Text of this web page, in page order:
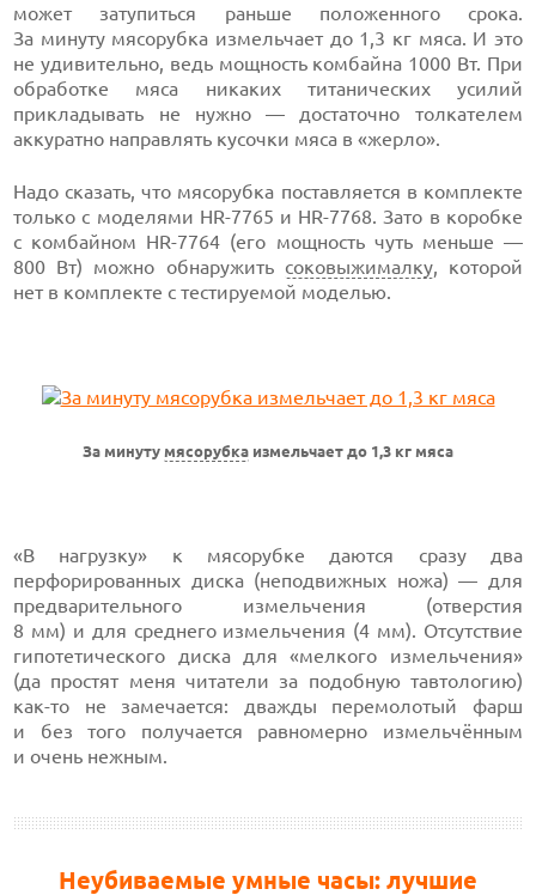
может затупиться раньше положенного срока.
За минуту мясорубка измельчает до 1,3 кг мяса. И это
не удивительно, ведь мощность комбайна 1000 Вт. При
обработке мяса никаких титанических усилий
прикладывать не нужно — достаточно толкателем
аккуратно направлять кусочки мяса в «жерло».
Надо сказать, что мясорубка поставляется в комплекте
только с моделями HR-7765 и HR-7768. Зато в коробке
с комбайном HR-7764 (его мощность чуть меньше —
800 Вт) можно обнаружить соковыжималку, которой
нет в комплекте с тестируемой моделью.
За минуту мясорубка измельчает до 1,3 кг мяса
«В нагрузку» к мясорубке даются сразу два
перфорированных диска (неподвижных ножа) — для
предварительного измельчения (отверстия
8 мм) и для среднего измельчения (4 мм). Отсутствие
гипотетического диска для «мелкого измельчения»
(да простят меня читатели за подобную тавтологию)
как-то не замечается: дважды перемолотый фарш
и без того получается равномерно измельчённым
и очень нежным.
Неубиваемые умные часы: лучшие